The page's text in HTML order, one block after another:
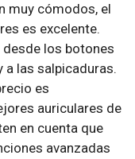
muy cómodos, el
es excelente.
los botones
las salpicaduras.
es
auriculares de
en cuenta que
avanzadas